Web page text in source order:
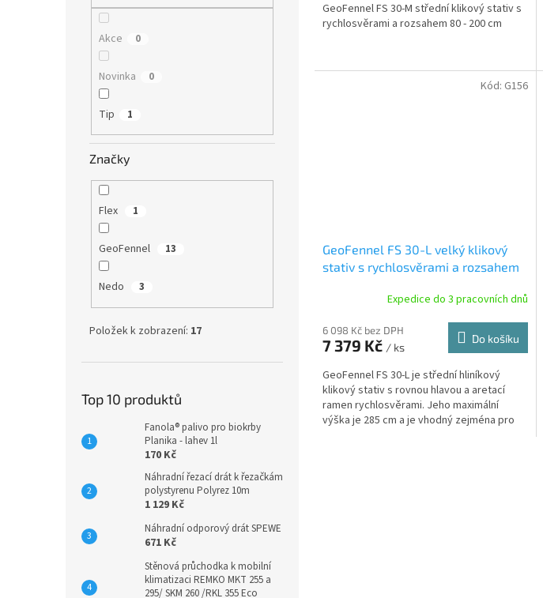
Akce 0
Novinka 0
Tip 1
Značky
Flex 1
GeoFennel 13
Nedo 3
Položek k zobrazení: 17
Top 10 produktů
Fanola® palivo pro biokrby
Planika - lahev 1l
170 Kč
Náhradní řezací drát k řezačkám
polystyrenu Polyrez 10m
1 129 Kč
Náhradní odporový drát SPEWE
671 Kč
Stěnová průchodka k mobilní
klimatizaci REMKO MKT 255 a
295/ SKM 260 /RKL 355 Eco
GeoFennel FS 30-M střední klikový stativ s
rychlosvěrami a rozsahem 80 - 200 cm
GeoFennel FS 30-L velký klikový
stativ s rychlosvěrami a rozsahem
Expedice do 3 pracovních dnů
6 098 Kč bez DPH
7 379 Kč / ks
Do košíku
GeoFennel FS 30-L je střední hliníkový
klikový stativ s rovnou hlavou a aretací
ramen rychlosvěrami. Jeho maximální
výška je 285 cm a je vhodný zejména pro
Kód: G156